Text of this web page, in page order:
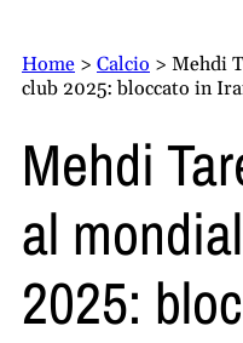
Home > Calcio > Mehdi
club 2025: bloccato in
Mehdi
al
2025: